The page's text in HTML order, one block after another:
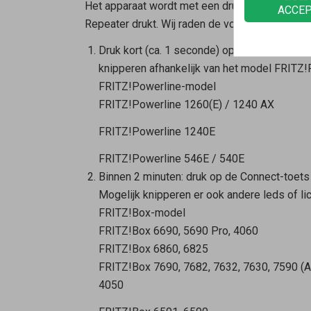
Het apparaat wordt met een druk op de knop
Repeaterdrukt. Wij raden de volgende
Druk kort (ca. 1 seconde) op de Connect-
knipperen afhankelijk van het model
FRITZ!Powerline-model
FRITZ!Powerline 1260(E) / 1240 AX
FRITZ!Powerline 1240E
FRITZ!Powerline 546E / 540E
Binnen 2 minuten: druk op de Connect-
Mogelijk knipperen er ook andere leds of
FRITZ!Box-model
FRITZ!Box 6690, 5690 Pro, 4060
FRITZ!Box 6860, 6825
FRITZ!Box 7690, 7682, 7632, 7630, 7590
4050